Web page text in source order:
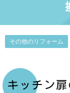
その他のリフォーム
キッチン